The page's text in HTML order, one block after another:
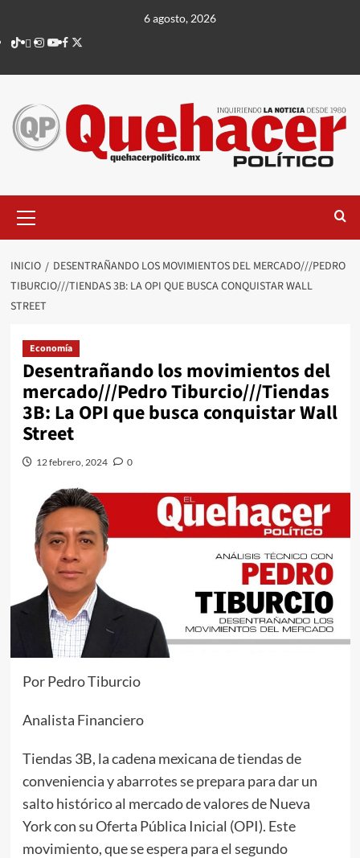
contenido
6 agosto, 2026
TikTok
threads
Instagram
Youtube
Facebook
X
principal
INICIO
DESENTRAÑANDO LOS MOVIMIENTOS DEL MERCADO///PEDRO
TIBURCIO///TIENDAS 3B: LA OPI QUE BUSCA CONQUISTAR WALL
STREET
Economía
Desentrañando los movimientos del
mercado///Pedro Tiburcio///Tiendas
3B: La OPI que busca conquistar Wall
Street
12 febrero, 2024 0
Por Pedro Tiburcio
Analista Financiero
Tiendas 3B, la cadena mexicana de tiendas de
conveniencia y abarrotes se prepara para dar un
salto histórico al mercado de valores de Nueva
York con su Oferta Pública Inicial (OPI). Este
movimiento, que se espera para el segundo